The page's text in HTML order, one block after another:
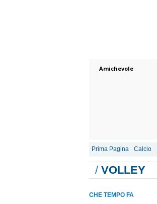
Amichevole
Prima Pagina Calcio
/ VOLLEY
CHE TEMPO FA